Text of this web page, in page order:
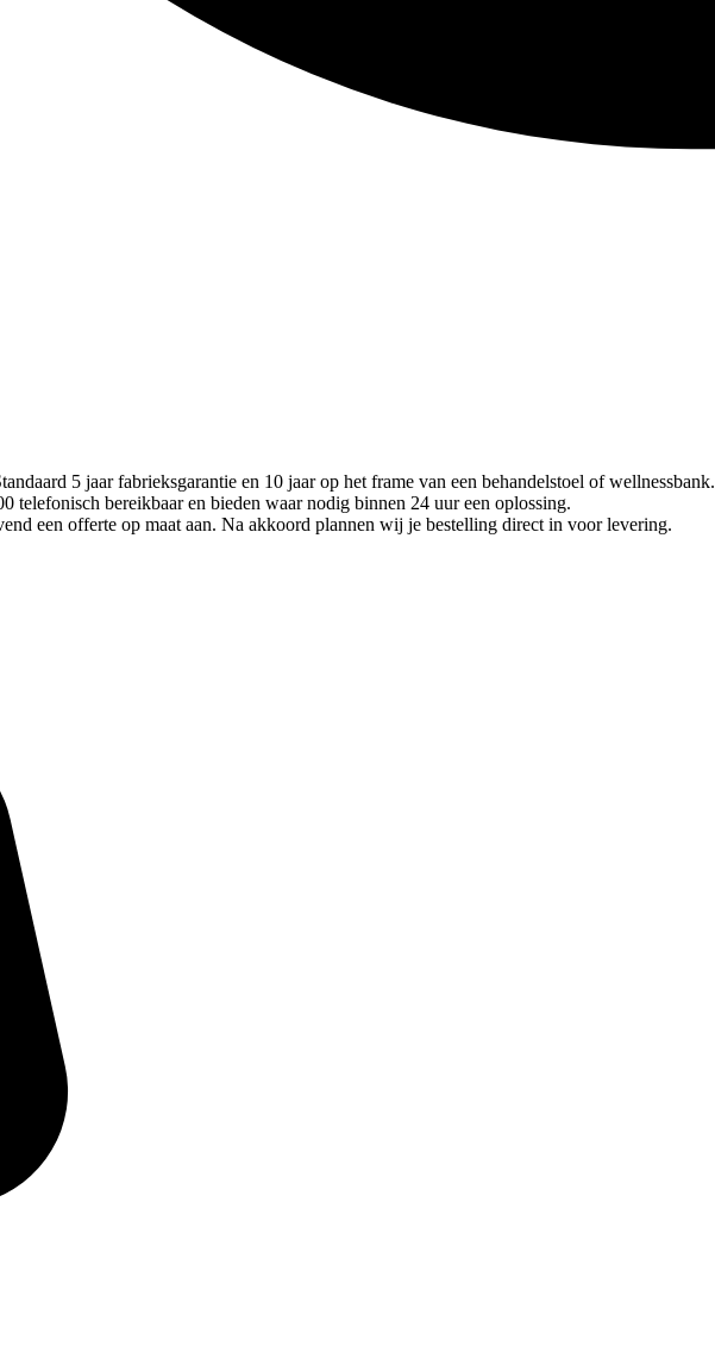
5 jaar fabrieksgarantie en 10 jaar op het frame van een behandelstoel of wellnessbank.
telefonisch bereikbaar en bieden waar nodig binnen 24 uur een oplossing.
een offerte op maat aan. Na akkoord plannen wij je bestelling direct in voor levering.